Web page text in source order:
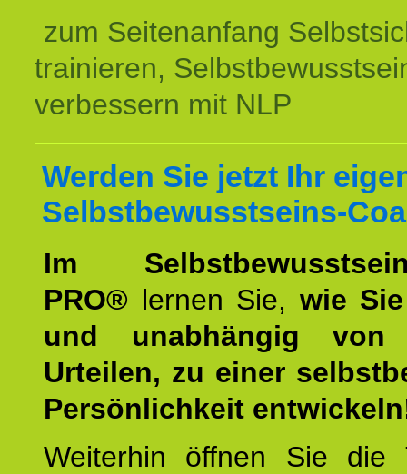
zum Seitenanfang
trainieren,
verbessern mit NLP
Werden Sie jetzt Ihr
Selbstbewusstseins-
Im
PRO® lernen Sie, wie
und unabhängig von
Urteilen, zu einer
Persönlichkeit
Weiterhin öffnen Sie